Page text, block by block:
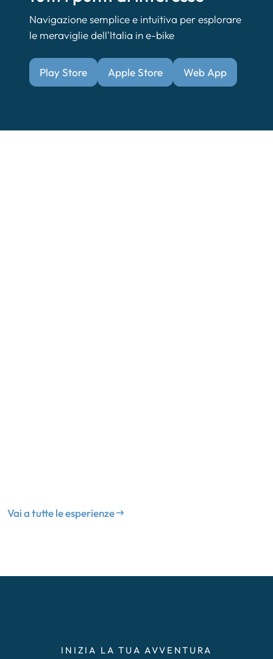
Navigazione semplice e intuitiva per esplorare
le meraviglie dell'Italia in e-bike
Play Store Apple Store Web App
Vai a tutte le esperienze
INIZIA LA TUA AVVENTURA